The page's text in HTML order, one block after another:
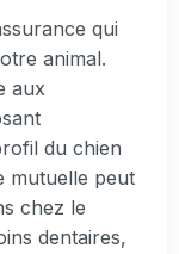
qui
animal.
aux
du chien
mutuelle peut
chez le
dentaires,